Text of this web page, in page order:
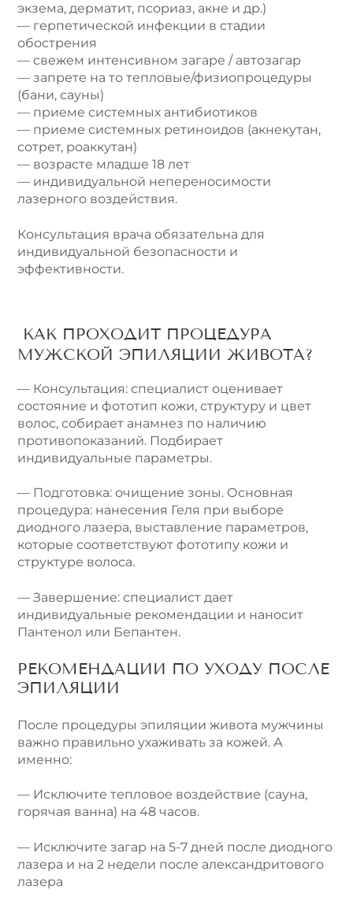
экзема, дерматит, псориаз, акне и др.)
— герпетической инфекции в стадии
обострения
— свежем интенсивном загаре / автозагар
— запрете на то тепловые/физиопроцедуры
(бани, сауны)
— приеме системных антибиотиков
— приеме системных ретиноидов (акнекутан,
сотрет, роаккутан)
— возрасте младше 18 лет
— индивидуальной непереносимости
лазерного воздействия.
Консультация врача обязательна для
индивидуальной безопасности и
эффективности.
КАК ПРОХОДИТ ПРОЦЕДУРА
МУЖСКОЙ ЭПИЛЯЦИИ ЖИВОТА?
— Консультация: специалист оценивает
состояние и фототип кожи, структуру и цвет
волос, собирает анамнез по наличию
противопоказаний. Подбирает
индивидуальные параметры.
— Подготовка: очищение зоны. Основная
процедура: нанесения Геля при выборе
диодного лазера, выставление параметров,
которые соответствуют фототипу кожи и
структуре волоса.
— Завершение: специалист дает
индивидуальные рекомендации и наносит
Пантенол или Бепантен.
РЕКОМЕНДАЦИИ ПО УХОДУ ПОСЛЕ
ЭПИЛЯЦИИ
После процедуры эпиляции живота мужчины
важно правильно ухаживать за кожей. А
именно:
— Исключите тепловое воздействие (сауна,
горячая ванна) на 48 часов.
— Исключите загар на 5-7 дней после диодного
лазера и на 2 недели после александритового
лазера